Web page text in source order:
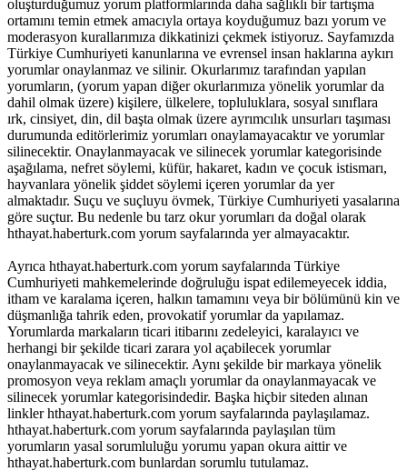
oluşturduğumuz yorum platformlarında daha sağlıklı bir tartışma
ortamını temin etmek amacıyla ortaya koyduğumuz bazı yorum ve
moderasyon kurallarımıza dikkatinizi çekmek istiyoruz. Sayfamızda
Türkiye Cumhuriyeti kanunlarına ve evrensel insan haklarına aykırı
yorumlar onaylanmaz ve silinir. Okurlarımız tarafından yapılan
yorumların, (yorum yapan diğer okurlarımıza yönelik yorumlar da
dahil olmak üzere) kişilere, ülkelere, topluluklara, sosyal sınıflara
ırk, cinsiyet, din, dil başta olmak üzere ayrımcılık unsurları taşıması
durumunda editörlerimiz yorumları onaylamayacaktır ve yorumlar
silinecektir. Onaylanmayacak ve silinecek yorumlar kategorisinde
aşağılama, nefret söylemi, küfür, hakaret, kadın ve çocuk istismarı,
hayvanlara yönelik şiddet söylemi içeren yorumlar da yer
almaktadır. Suçu ve suçluyu övmek, Türkiye Cumhuriyeti yasalarına
göre suçtur. Bu nedenle bu tarz okur yorumları da doğal olarak
hthayat.haberturk.com yorum sayfalarında yer almayacaktır.
Ayrıca hthayat.haberturk.com yorum sayfalarında Türkiye
Cumhuriyeti mahkemelerinde doğruluğu ispat edilemeyecek iddia,
itham ve karalama içeren, halkın tamamını veya bir bölümünü kin ve
düşmanlığa tahrik eden, provokatif yorumlar da yapılamaz.
Yorumlarda markaların ticari itibarını zedeleyici, karalayıcı ve
herhangi bir şekilde ticari zarara yol açabilecek yorumlar
onaylanmayacak ve silinecektir. Aynı şekilde bir markaya yönelik
promosyon veya reklam amaçlı yorumlar da onaylanmayacak ve
silinecek yorumlar kategorisindedir. Başka hiçbir siteden alınan
linkler hthayat.haberturk.com yorum sayfalarında paylaşılamaz.
hthayat.haberturk.com yorum sayfalarında paylaşılan tüm
yorumların yasal sorumluluğu yorumu yapan okura aittir ve
hthayat.haberturk.com bunlardan sorumlu tutulamaz.